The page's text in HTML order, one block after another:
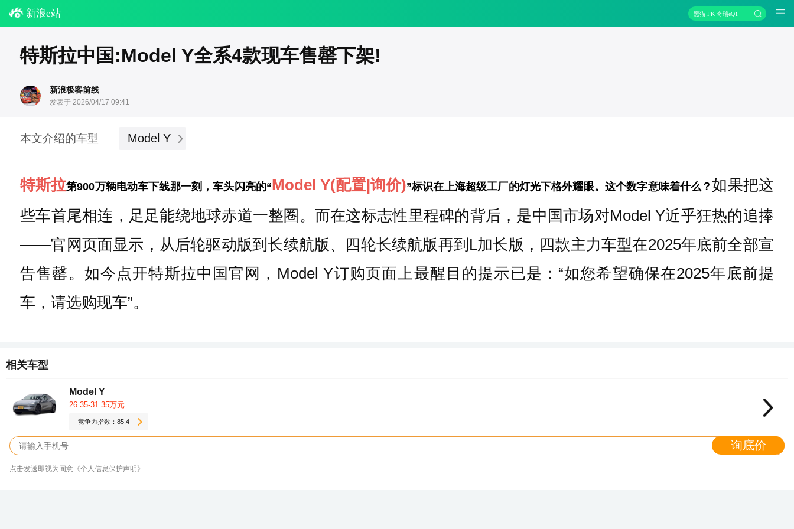
新浪e站 黑猫 PK 奇瑞eQ1
特斯拉中国:Model Y全系4款现车售罄下架!
新浪极客前线
发表于 2026/04/17 09:41
本文介绍的车型 Model Y
特斯拉第900万辆电动车下线那一刻，车头闪亮的“Model Y(配置 |询价)”标识在上海超级工厂的灯光下格外耀眼。 这个数字意味着什么？ 如果把这
些车首尾相连，足足能绕地球赤道一整圈。而在这标志性里程碑的背后，是中国市场对Model Y近乎狂热的追捧
——官网页面显示，从后轮驱动版到长续航版、四轮长续航版再到L加长版，四款主力车型在2025年底前全部宣
告售罄。如今点开特斯拉中国官网，Model Y订购页面上最醒目的提示已是：“如您希望确保在2025年底前提
车，请选购现车”。
相关车型
Model Y
26.35-31.35万元
竞争力指数：85.4
询底价
点击发送即视为同意《个人信息保护声明》